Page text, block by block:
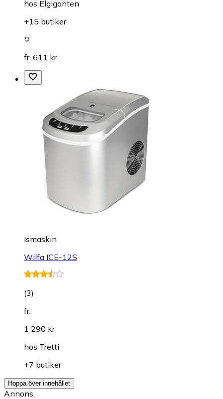
hos Elgiganten
+15 butiker
fr. 611 kr
Ismaskin
Wilfa ICE-12S
(3)
fr.
1 290 kr
hos Tretti
+7 butiker
Hoppa över innehållet
Annons